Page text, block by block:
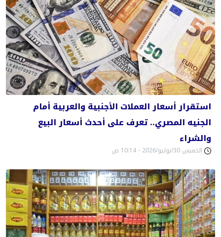
استقرار أسعار العملات الأجنبية والعربية أمام
الجنيه المصري.. تعرف على أحدث أسعار البيع
والشراء
الخميس 30/يوليو/2026 - 10:14 ص